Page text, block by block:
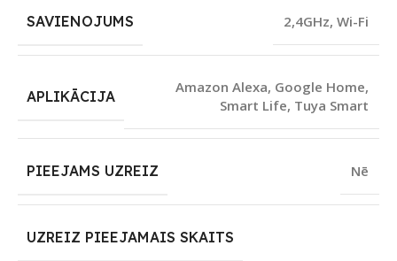
SAVIENOJUMS 2,4GHz, Wi-Fi
APLIKĀCIJA
Amazon Alexa, Google Home,
Smart Life, Tuya Smart
PIEEJAMS UZREIZ Nē
UZREIZ PIEEJAMAIS SKAITS